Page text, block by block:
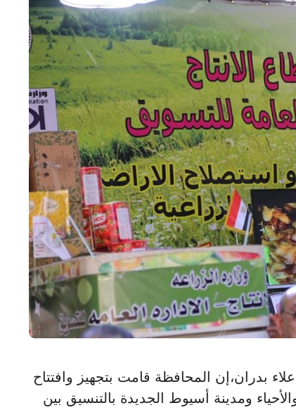
علاء بدران،إن المحافظة قامت بتجهيز وافتتاح
ومدينة أسيوط الجديدة بالتنسيق بين